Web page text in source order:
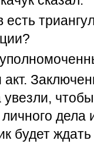
есть
дела
будет